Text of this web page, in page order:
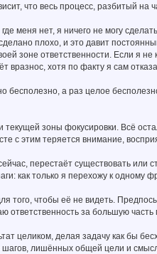
что весь процесс, разбитый на
меня нет, я ничего не могу
плохо, и это давит
зоне ответственности. Если я
вразнос, хотя по факту я сам
бесполезно, а раз целое
зоны фокусировки. Всё
с этим теряется внимание,
перестаёт существовать
как только я перехожу к одному
того, чтобы её не видеть.
за большую
целиком, делая задачу как бы
шагов, лишённых общей цели и